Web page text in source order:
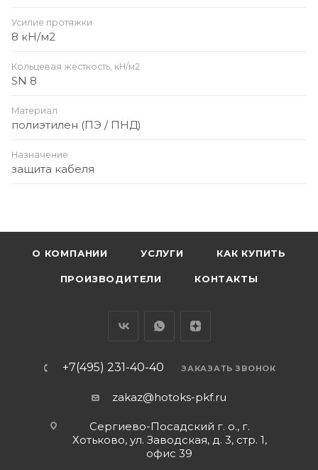
Усилие протяжки
8 кН/м2
Кольцевая жесткость, кН/м2
SN 8
Материал
полиэтилен (ПЭ / ПНД)
Назначение
защита кабеля
О КОМПАНИИ УСЛУГИ КАК КУПИТЬ
ПРОИЗВОДИТЕЛИ КОНТАКТЫ
+7(495) 231-40-40 ЗАКАЗАТЬ ЗВОНОК
zakaz@hotoks-pkf.ru
Сергиево-Посадский г. о., г.
Хотьково, ул. Заводская, д. 3, стр. 1,
офис 39